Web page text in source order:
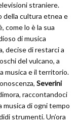
straniere.
della cultura etnea e
come lo è la sua
di musica
decise di restarci a
del vulcano, a
musica e il territorio.
Severini
raccontandoci
di ogni tempo
strumenti. Un’ora